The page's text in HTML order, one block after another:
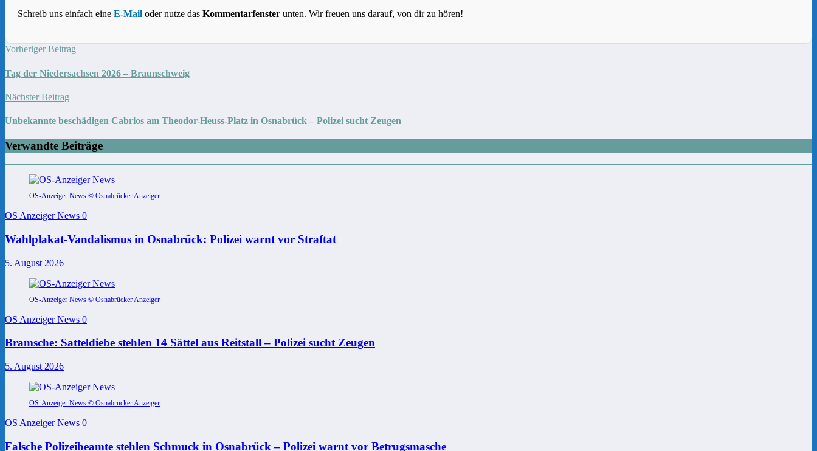
Schreib uns einfach eine E-Mail oder nutze das Kommentarfenster unten. Wir freuen uns darauf, von dir zu hören!
Vorheriger Beitrag
Tag der Niedersachsen 2026 – Braunschweig
Nächster Beitrag
Unbekannte beschädigen Cabrios am Theodor-Heuss-Platz in Osnabrück – Polizei sucht Zeugen
Verwandte Beiträge
OS-Anzeiger News © Osnabrücker Anzeiger
OS Anzeiger News 0
Wahlplakat-Vandalismus in Osnabrück: Polizei warnt vor Straftat
5. August 2026
OS-Anzeiger News © Osnabrücker Anzeiger
OS Anzeiger News 0
Bramsche: Satteldiebe stehlen 14 Sättel aus Reitstall – Polizei sucht Zeugen
5. August 2026
OS-Anzeiger News © Osnabrücker Anzeiger
OS Anzeiger News 0
Falsche Polizeibeamte stehlen Schmuck in Osnabrück – Polizei warnt vor Betrugsmasche